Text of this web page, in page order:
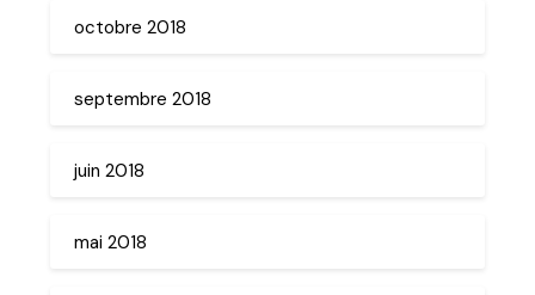
octobre 2018
septembre 2018
juin 2018
mai 2018